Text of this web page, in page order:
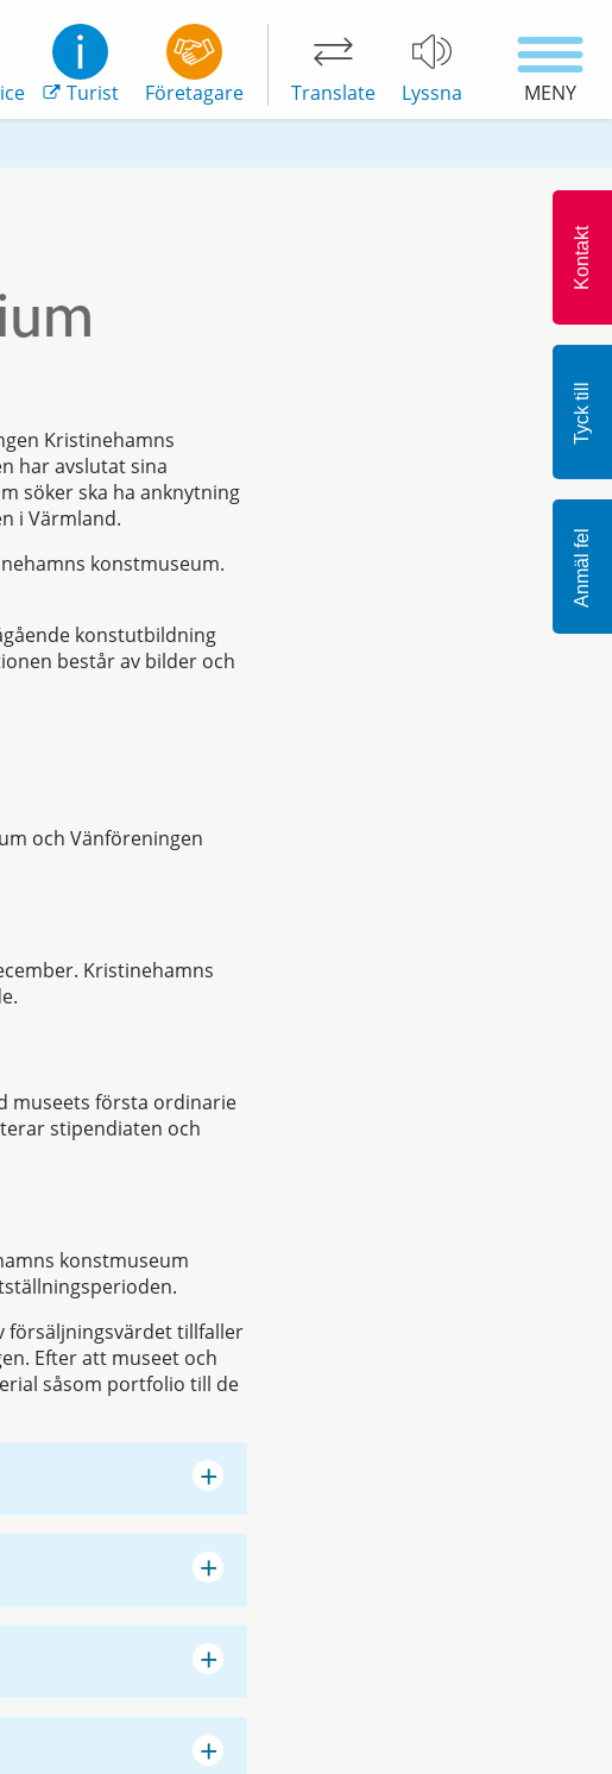
Turist Företagare Translate Lyssna MENY
Kontakt
Tyck till
Anmäl fel
Kristinehamns
har avslutat sina
söker ska ha anknytning
i Värmland.
konstmuseum.
konstutbildning
består av bilder och
och Vänföreningen
Kristinehamns
museets första ordinarie
stipendiaten och
konstmuseum
försäljningsvärdet tillfaller
Efter att museet och
såsom portfolio till de
+
+
+
+